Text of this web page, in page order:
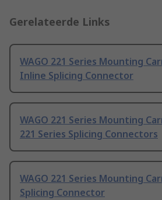
Gerelateerde Links
WAGO 221 Series Mounting
Inline Splicing Connector
WAGO 221 Series Mounting
221 Series Splicing Connectors
WAGO 221 Series Mounting
Splicing Connector